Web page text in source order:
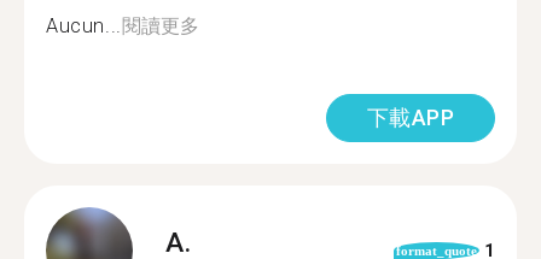
Aucun...閱讀更多
下載APP
A. format_quote 1